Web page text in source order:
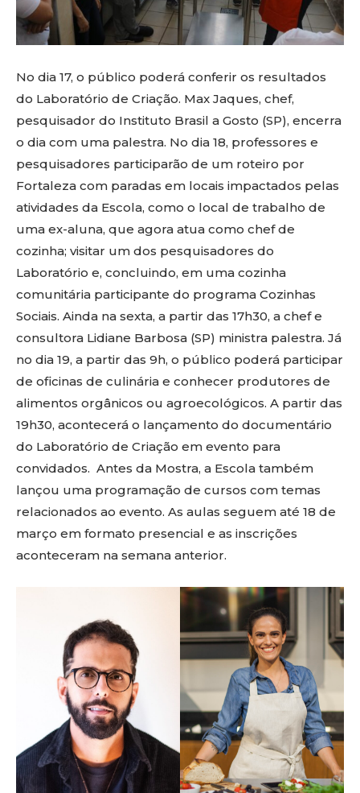
No dia 17, o público poderá conferir os resultados
do Laboratório de Criação. Max Jaques, chef,
pesquisador do Instituto Brasil a Gosto (SP), encerra
o dia com uma palestra. No dia 18, professores e
pesquisadores participarão de um roteiro por
Fortaleza com paradas em locais impactados pelas
atividades da Escola, como o local de trabalho de
uma ex-aluna, que agora atua como chef de
cozinha; visitar um dos pesquisadores do
Laboratório e, concluindo, em uma cozinha
comunitária participante do programa Cozinhas
Sociais. Ainda na sexta, a partir das 17h30, a chef e
consultora Lidiane Barbosa (SP) ministra palestra. Já
no dia 19, a partir das 9h, o público poderá participar
de oficinas de culinária e conhecer produtores de
alimentos orgânicos ou agroecológicos. A partir das
19h30, acontecerá o lançamento do documentário
do Laboratório de Criação em evento para
convidados. Antes da Mostra, a Escola também
lançou uma programação de cursos com temas
relacionados ao evento. As aulas seguem até 18 de
março em formato presencial e as inscrições
aconteceram na semana anterior.